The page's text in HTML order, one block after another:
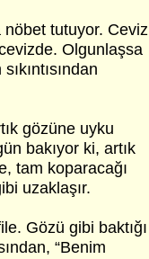
nöbet tutuyor. Ceviz
Olgunlaşsa
gözüne uyku
bakıyor ki, artık
tam koparacağı
uzaklaşır.
Gözü gibi baktığı
“Benim